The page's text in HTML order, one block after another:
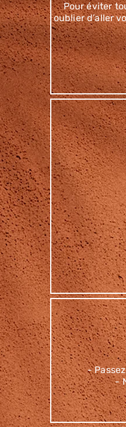
Pour éviter
oublier d’aller
-
-